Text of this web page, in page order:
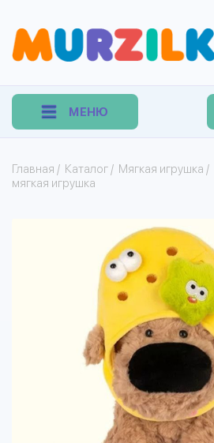
МЕНЮ
Главная / Каталог / Мягкая игрушка /
мягкая игрушка